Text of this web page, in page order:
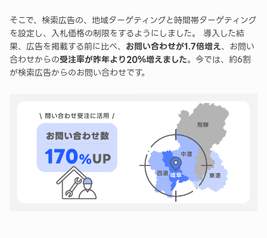
そこで、検索広告の、地域ターゲティングと時間帯ターゲティング
を設定し、入札価格の制限をするようにしました。 導入した結
果、広告を掲載する前に比べ、 お問い合わせが1.7倍増え、お問い
合わせからの受注率が昨年より20％増えました。今では、約6割
が検索広告からのお問い合わせです。